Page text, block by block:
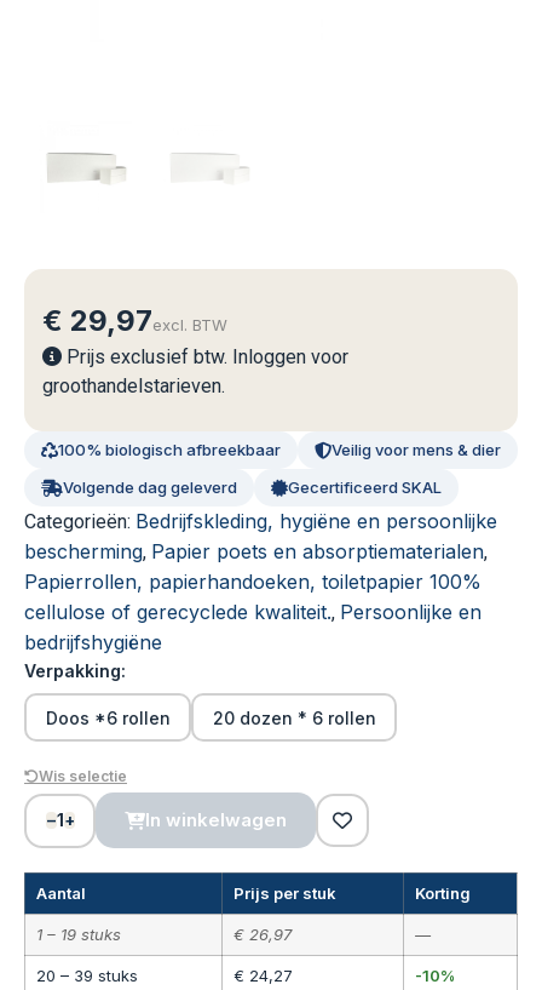
€ 29,97excl. BTW
Prijs exclusief btw. Inloggen voor
groothandelstarieven.
100% biologisch afbreekbaar
Veilig voor mens & dier
Volgende dag geleverd
Gecertificeerd SKAL
Categorieën: Bedrijfskleding, hygiëne en persoonlijke
bescherming, Papier poets en absorptiematerialen,
Papierrollen, papierhandoeken, toiletpapier 100%
cellulose of gerecyclede kwaliteit., Persoonlijke en
bedrijfshygiëne
Verpakking:
Doos *6 rollen 20 dozen * 6 rollen
Wis selectie
−1+ In winkelwagen
Aantal Prijs per stuk Korting
1 – 19 stuks € 26,97 —
20 – 39 stuks € 24,27 -10%